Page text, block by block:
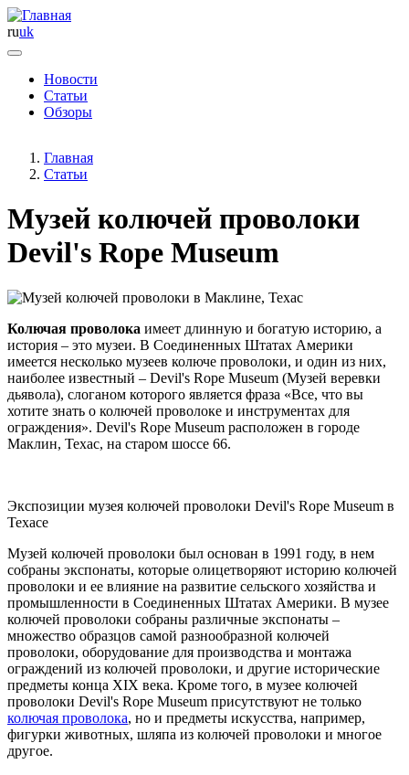
ruuk
Основная
навигация
Новости
Статьи
Обзоры
Главная
Статьи
Музей колючей проволоки
Devil's Rope Museum
Колючая проволока имеет длинную и богатую историю, а
история – это музеи. В Соединенных Штатах Америки
имеется несколько музеев колюче проволоки, и один из них,
наиболее известный – Devil's Rope Museum (Музей веревки
дьявола), слоганом которого является фраза «Все, что вы
хотите знать о колючей проволоке и инструментах для
ограждения». Devil's Rope Museum расположен в городе
Маклин, Техас, на старом шоссе 66.
Экспозиции музея колючей проволоки Devil's Rope Museum в
Техасе
Музей колючей проволоки был основан в 1991 году, в нем
собраны экспонаты, которые олицетворяют историю колючей
проволоки и ее влияние на развитие сельского хозяйства и
промышленности в Соединенных Штатах Америки. В музее
колючей проволоки собраны различные экспонаты –
множество образцов самой разнообразной колючей
проволоки, оборудование для производства и монтажа
ограждений из колючей проволоки, и другие исторические
предметы конца XIX века. Кроме того, в музее колючей
проволоки Devil's Rope Museum присутствуют не только
колючая проволока, но и предметы искусства, например,
фигурки животных, шляпа из колючей проволоки и многое
другое.